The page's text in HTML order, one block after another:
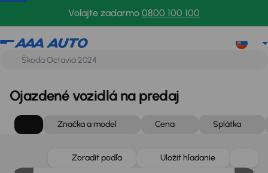
Volajte zadarmo 0800 100 100
Ojazdené vozidlá na predaj
Značka a model Cena Splátka
Zoradiť podľa Uložiť hľadanie
Zlacnené o 1 100 €